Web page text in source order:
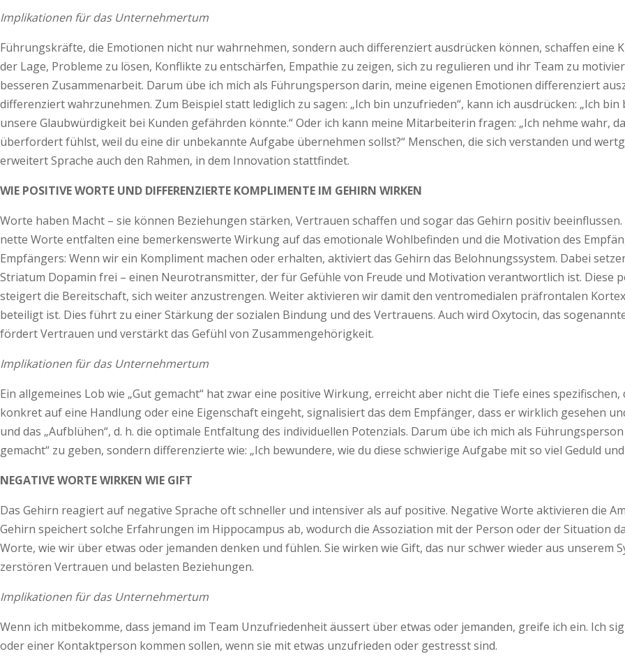
Implikationen für das Unternehmertum
Führungskräfte, die Emotionen nicht nur wahrnehmen, sondern auch differenziert ausdrücken können, schaffen eine
der Lage, Probleme zu lösen, Konflikte zu entschärfen, Empathie zu zeigen, sich zu regulieren und ihr Team zu
besseren Zusammenarbeit. Darum übe ich mich als Führungsperson darin, meine eigenen Emotionen differenziert
differenziert wahrzunehmen. Zum Beispiel statt lediglich zu sagen: „Ich bin unzufrieden“, kann ich ausdrücken: „Ich
unsere Glaubwürdigkeit bei Kunden gefährden könnte.“ Oder ich kann meine Mitarbeiterin fragen: „Ich nehme wahr,
überfordert fühlst, weil du eine dir unbekannte Aufgabe übernehmen sollst?“ Menschen, die sich verstanden und
erweitert Sprache auch den Rahmen, in dem Innovation stattfindet.
WIE POSITIVE WORTE UND DIFFERENZIERTE KOMPLIMENTE IM GEHIRN WIRKEN
Worte haben Macht – sie können Beziehungen stärken, Vertrauen schaffen und sogar das Gehirn positiv
nette Worte entfalten eine bemerkenswerte Wirkung auf das emotionale Wohlbefinden und die Motivation des
Empfängers: Wenn wir ein Kompliment machen oder erhalten, aktiviert das Gehirn das Belohnungssystem. Dabei
Striatum Dopamin frei – einen Neurotransmitter, der für Gefühle von Freude und Motivation verantwortlich ist. Diese
steigert die Bereitschaft, sich weiter anzustrengen. Weiter aktivieren wir damit den ventromedia­­len präfrontalen
beteiligt ist. Dies führt zu einer Stärkung der sozialen Bindung und des Vertrauens. Auch wird Oxytocin, das
fördert Vertrauen und verstärkt das Gefühl von Zusammengehörigkeit.
Implikationen für das Unternehmertum
Ein allgemeines Lob wie „Gut gemacht“ hat zwar eine positive Wirkung, erreicht aber nicht die Tiefe eines
konkret auf eine Handlung oder eine Eigenschaft eingeht, signalisiert das dem Empfänger, dass er wirklich gesehen
und das „Aufblühen“, d. h. die optimale Entfaltung des individuellen Potenzials. Darum übe ich mich als
gemacht“ zu geben, sondern differenzierte wie: „Ich bewundere, wie du diese schwierige Aufgabe mit so viel Geduld
NEGATIVE WORTE WIRKEN WIE GIFT
Das Gehirn reagiert auf negative Sprache oft schneller und intensiver als auf positive. Negative Worte aktivieren die
Gehirn speichert solche Erfahrungen im Hippocampus ab, wodurch die Assoziation mit der Person oder der Situation
Worte, wie wir über etwas oder jemanden denken und fühlen. Sie wirken wie Gift, das nur schwer wieder aus unserem
zerstören Vertrauen und belasten Beziehungen.
Implikationen für das Unternehmertum
Wenn ich mitbekomme, dass jemand im Team Unzufriedenheit äussert über etwas oder jemanden, greife ich ein. Ich
oder einer Kontaktperson kommen sollen, wenn sie mit etwas unzufrieden oder gestresst sind.